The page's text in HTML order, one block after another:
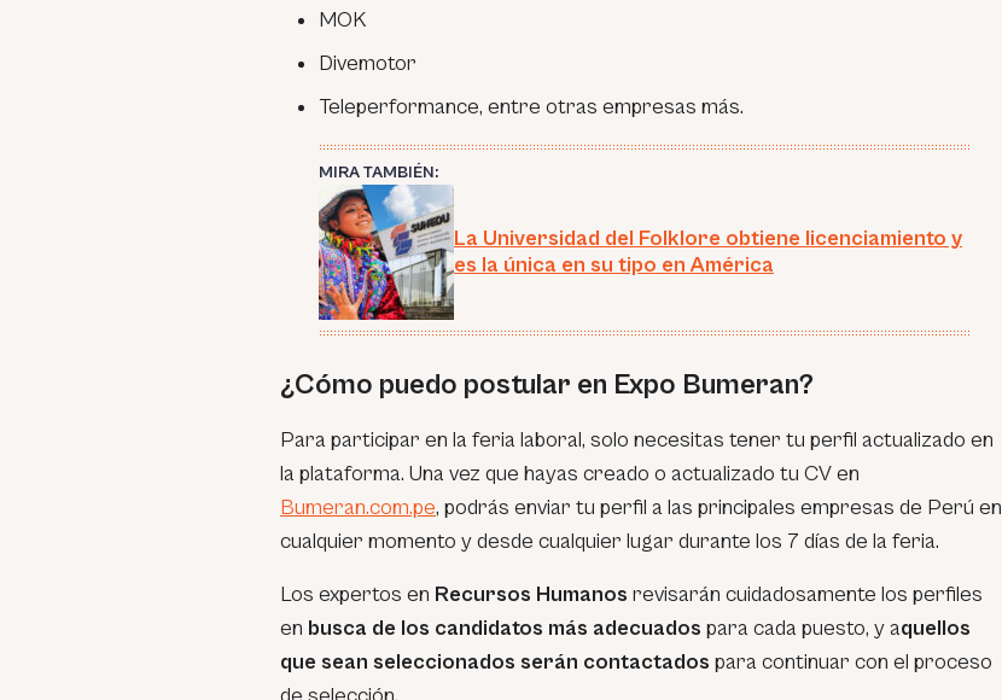
MOK
Divemotor
Teleperformance, entre otras empresas más.
MIRA TAMBIÉN:
La Universidad del Folklore obtiene licenciamiento y
es la única en su tipo en América
¿Cómo puedo postular en Expo Bumeran?
Para participar en la feria laboral, solo necesitas tener tu perfil actualizado en
la plataforma. Una vez que hayas creado o actualizado tu CV en
Bumeran.com.pe, podrás enviar tu perfil a las principales empresas de Perú en
cualquier momento y desde cualquier lugar durante los 7 días de la feria.
Los expertos en Recursos Humanos revisarán cuidadosamente los perfiles
en busca de los candidatos más adecuados para cada puesto, y aquellos
que sean seleccionados serán contactados para continuar con el proceso